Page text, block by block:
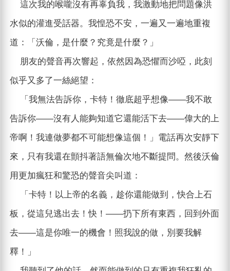
這次我的喉嚨沒有再辜負我，我激動地把問題像洪
水似的灌進受話器。我惶恐不安，一遍又一遍地重複
道：「沃倫，是什麼？究竟是什麼？」
朋友的聲音再次響起，依然因為恐懼而沙啞，此刻
似乎又多了一絲絕望：
「我無法告訴你，卡特！徹底超乎想像——我不敢
告訴你——沒有人能夠知道它還能活下去——偉大的上
帝啊！我連做夢都不可能想像這個！」電話再次安靜下
來，只有我還在顫抖著語無倫次地不斷提問。然後沃倫
用更加瘋狂和驚恐的聲音尖叫道：
「卡特！以上帝的名義，趁你還能做到，快合上石
板，從這兒逃出去！快！——扔下所有東西，回到外面
去——這是你唯一的機會！照我說的做，別要我解
釋！」